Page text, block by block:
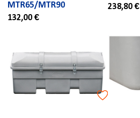
MTR65/MTR90
132,00 €
238,80 €